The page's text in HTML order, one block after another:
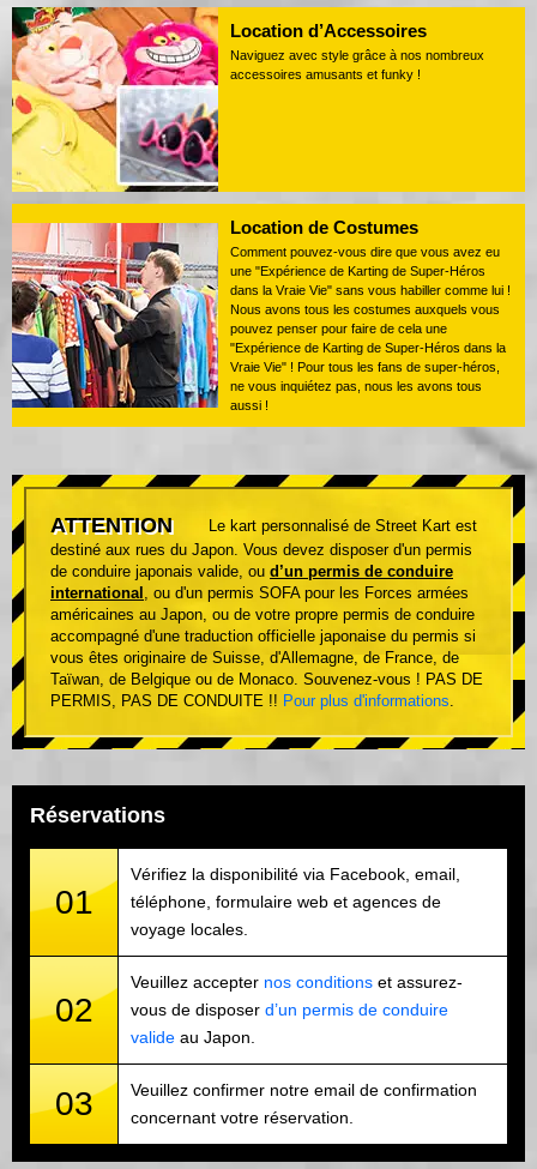
Location d’Accessoires
Naviguez avec style grâce à nos nombreux
accessoires amusants et funky !
Location de Costumes
Comment pouvez-vous dire que vous avez eu
une "Expérience de Karting de Super-Héros
dans la Vraie Vie" sans vous habiller comme lui !
Nous avons tous les costumes auxquels vous
pouvez penser pour faire de cela une
"Expérience de Karting de Super-Héros dans la
Vraie Vie" ! Pour tous les fans de super-héros,
ne vous inquiétez pas, nous les avons tous
aussi !
ATTENTION
Le kart personnalisé de Street Kart est
destiné aux rues du Japon. Vous devez disposer d'un permis
de conduire japonais valide, ou d’un permis de conduire
international , ou d'un permis SOFA pour les Forces armées
américaines au Japon, ou de votre propre permis de conduire
accompagné d'une traduction officielle japonaise du permis si
vous êtes originaire de Suisse, d'Allemagne, de France, de
Taïwan, de Belgique ou de Monaco. Souvenez-vous ! PAS DE
PERMIS, PAS DE CONDUITE !! Pour plus d'informations.
Réservations
01
Vérifiez la disponibilité via Facebook, email,
téléphone, formulaire web et agences de
voyage locales.
02
Veuillez accepter nos conditions et assurez-
vous de disposer d’un permis de conduire
valide au Japon.
03
Veuillez confirmer notre email de confirmation
concernant votre réservation.